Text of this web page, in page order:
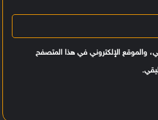
والموقع الإلكتروني في هذا المتصفح